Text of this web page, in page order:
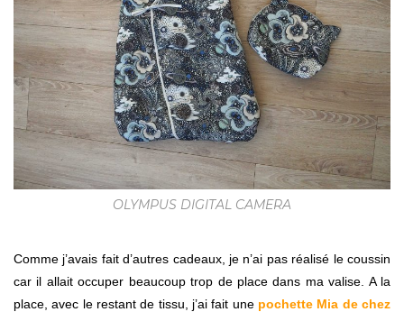
OLYMPUS DIGITAL CAMERA
Comme j’avais fait d’autres cadeaux, je n’ai pas réalisé le coussin
car il allait occuper beaucoup trop de place dans ma valise. A la
place, avec le restant de tissu, j’ai fait une pochette Mia de chez